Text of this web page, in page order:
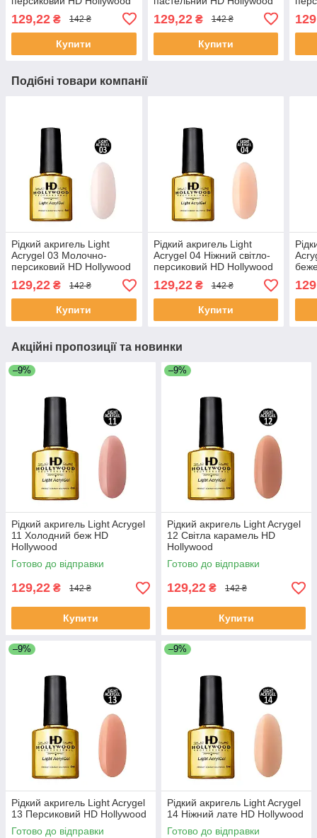
129,22 ₴ 142 ₴
Купити
129,22₴ 142 ₴
Купити
Подібні товари компанії
Рідкий акригель Light
Acrygel 03 Молочно-
персиковий HD Hollywood
129,22 ₴ 142 ₴
Купити
Рідкий акригель Light
Acrygel 04 Ніжний світло-
персиковий HD Hollywood
129,22₴ 142 ₴
Купити
Акційні пропозиції та новинки
–9%
Рідкий акригель Light Acrygel
11 Холодний беж HD
Hollywood
Готово до відправки
129,22 ₴ 142 ₴
Купити
–9%
Рідкий акригель Light Acrygel
12 Світла карамель HD
Hollywood
Готово до відправки
129,22 ₴ 142 ₴
Купити
–9%
Рідкий акригель Light Acrygel
13 Персиковий HD Hollywood
Готово до відправки
–9%
Рідкий акригель Light Acrygel
14 Ніжний лате HD Hollywood
Готово до відправки